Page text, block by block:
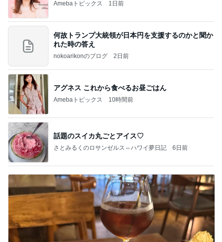
Amebaトピックス 1日前
何故トランプ大統領が日本円を支援するのかと聞か
れた時の答え
nokoarikonのブログ 2日前
アグネス これから食べるお昼ごはん
Amebaトピックス 10時間前
話題のスイカ丸ごとアイス♡
さとみるくのロサンゼルス⇔ハワイ夢日記 6日前